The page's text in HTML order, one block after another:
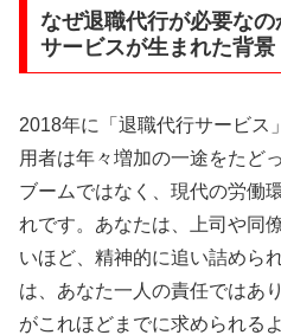
なぜ退職代行が必要な
サービスが生まれた背景
2018年に「退職代行サービス
用者は年々増加の一途をたど
ブームではなく、現代の労働
れです。あなたは、上司や同
いほど、精神的に追い詰めら
は、あなた一人の責任ではあ
がこれほどまでに求められる